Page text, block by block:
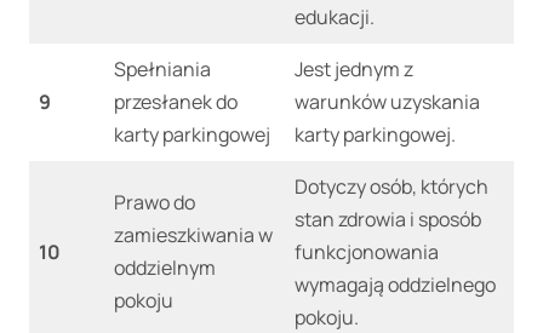
edukacji.
9
Spełniania
przesłanek do
karty parkingowej
Jest jednym z
warunków uzyskania
karty parkingowej.
10
Prawo do
zamieszkiwania w
oddzielnym
pokoju
Dotyczy osób, których
stan zdrowia i sposób
funkcjonowania
wymagają oddzielnego
pokoju.